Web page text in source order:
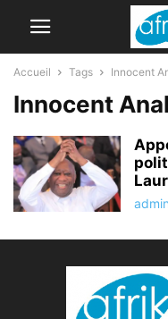
Accueil Tags Innocent
Innocent